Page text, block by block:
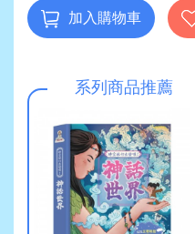
加入購物車
系列商品推薦